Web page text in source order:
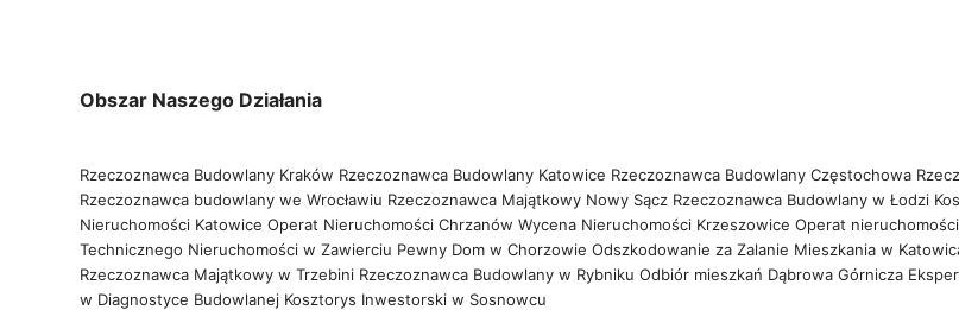
Obszar Naszego Działania
Rzeczoznawca Budowlany Kraków Rzeczoznawca Budowlany Katowice Rzeczoznawca Budowlany Częstochowa
Rzeczoznawca budowlany we Wrocławiu Rzeczoznawca Majątkowy Nowy Sącz Rzeczoznawca Budowlany w Łodzi
Nieruchomości Katowice Operat Nieruchomości Chrzanów Wycena Nieruchomości KrzeszowiceOperat
Technicznego Nieruchomości w Zawierciu Pewny Dom w Chorzowie Odszkodowanie za Zalanie Mieszkania w
Rzeczoznawca Majątkowy w Trzebini Rzeczoznawca Budowlany w RybnikuOdbiór mieszkań Dąbrowa Górnicza
w Diagnostyce Budowlanej Kosztorys Inwestorski w Sosnowcu